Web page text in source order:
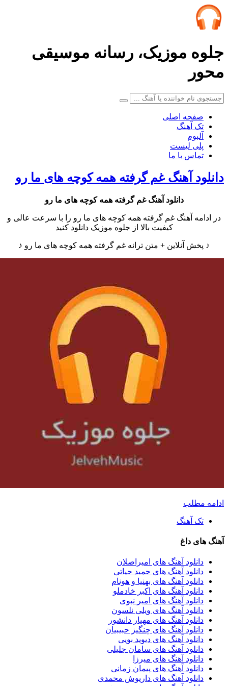
موزیک، رسانه موسیقی
صفحه اصلی
تک آهنگ
آلبوم
پلی لیست
تماس با ما
آهنگ غم گرفته همه کوچه های ما رو
دانلود آهنگغم گرفته همه کوچه های ما رو
در ادامه آهنگ غم گرفته همه کوچه های ما رو را با سرعت عالی و
کیفیت بالا از جلوه موزیک دانلود کنید
♪ پخش آنلاین + متن ترانه غم گرفته همه کوچه های ما رو ♪
مطلب
تک آهنگ
های داغ
دانلود آهنگ های امیراصلان
دانلود آهنگ های حمید حیاتی
دانلود آهنگ های بهنیا و هونام
دانلود آهنگ های اکبر خادملو
دانلود آهنگ های امیر نبوی
دانلود آهنگ های ویلی نلسون
دانلود آهنگ های مهیار دانشور
دانلود آهنگ های چنگیز حبیبیان
دانلود آهنگ های دیوید بویی
دانلود آهنگ های سامان جلیلی
دانلود آهنگ های میرزا
دانلود آهنگ های پیمان زمانی
دانلود آهنگ های داریوش محمدی